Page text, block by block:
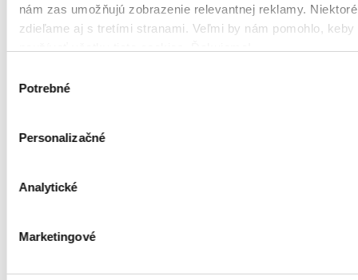
nám zas umožňujú zobrazenie relevantnej reklamy.
zdieľame aj s tretími stranami. Veľmi by nám pomohlo, keby
súhlasu
Potrebné
Personalizačné
Analytické
Marketingové